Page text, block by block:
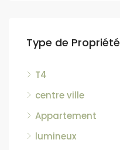
Type de Propriété
T4
centre ville
Appartement
lumineux